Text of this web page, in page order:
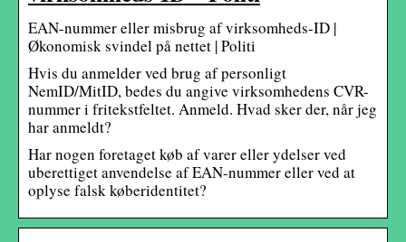
EAN-nummer eller misbrug af virksomheds-ID |
Økonomisk svindel på nettet | Politi
Hvis du anmelder ved brug af personligt
NemID/MitID, bedes du angive virksomhedens CVR-
nummer i fritekstfeltet. Anmeld. Hvad sker der, når jeg
har anmeldt?
Har nogen foretaget køb af varer eller ydelser ved
uberettiget anvendelse af EAN-nummer eller ved at
oplyse falsk køberidentitet?